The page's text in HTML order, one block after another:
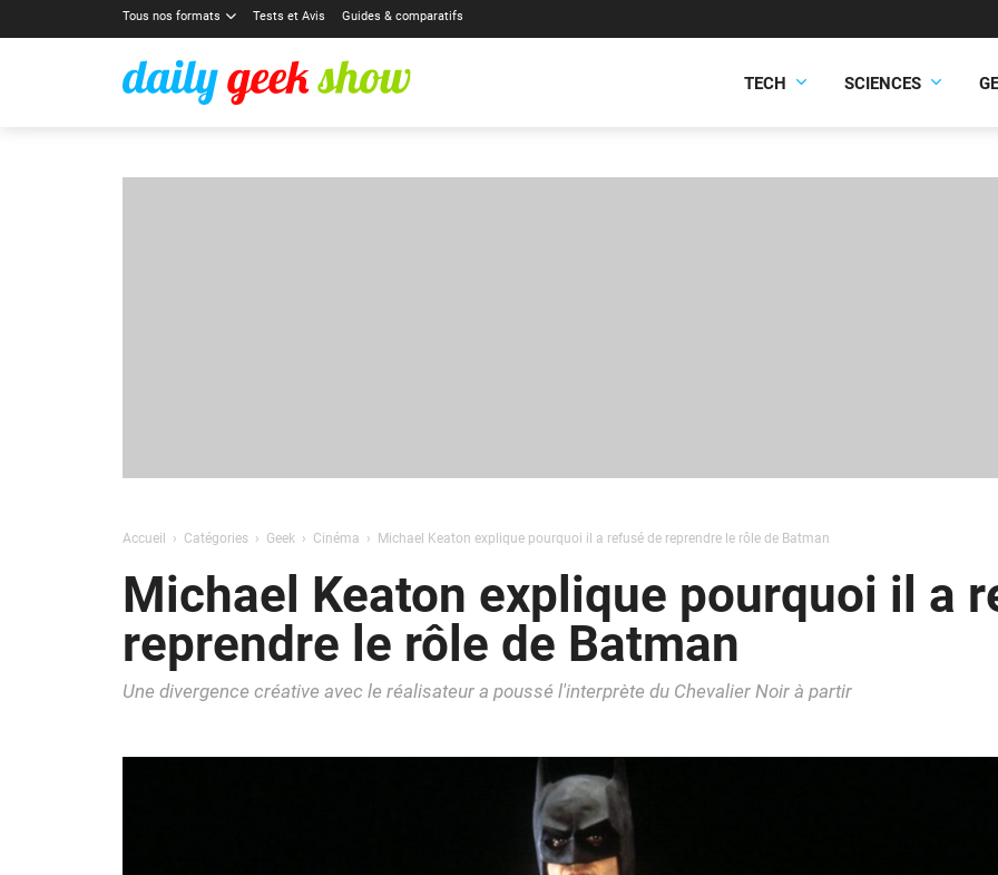
Tous nos formats Tests et Avis Guides & comparatifs
TECH SCIENCES
Accueil Catégories Geek Cinéma Michael Keaton explique pourquoi il a refusé de reprendre le rôle de Batman
Michael Keaton explique pourquoi il a
reprendre le rôle de Batman
Une divergence créative avec le réalisateur a poussé l'interprète du Chevalier Noir à partir